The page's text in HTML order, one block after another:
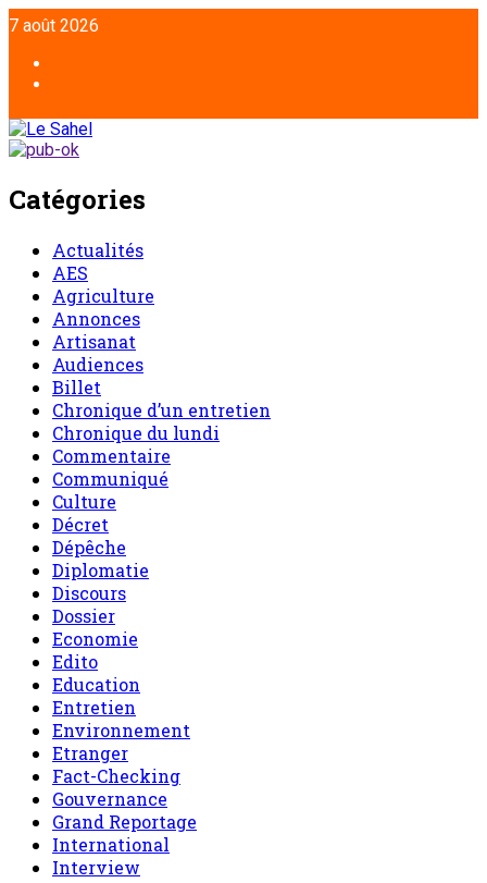
7 août 2026
Catégories
Actualités
AES
Agriculture
Annonces
Artisanat
Audiences
Billet
Chronique d’un entretien
Chronique du lundi
Commentaire
Communiqué
Culture
Décret
Dépêche
Diplomatie
Discours
Dossier
Economie
Edito
Education
Entretien
Environnement
Etranger
Fact-Checking
Gouvernance
Grand Reportage
International
Interview